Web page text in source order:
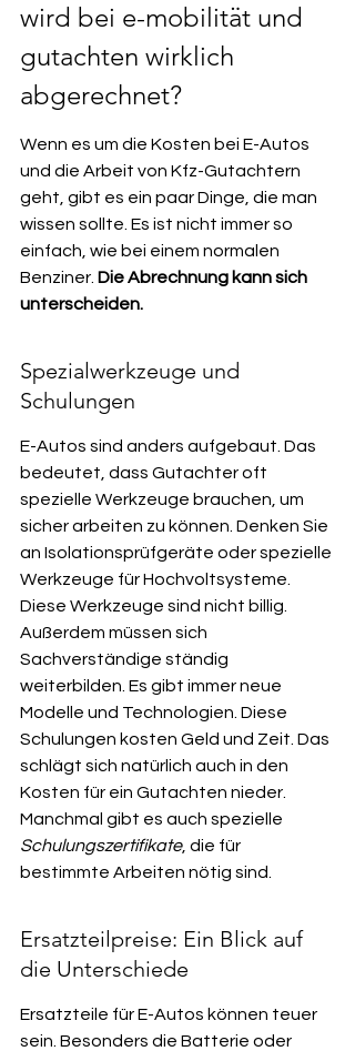
wird bei e-mobilität und
gutachten wirklich
abgerechnet?
Wenn es um die Kosten bei E-Autos
und die Arbeit von Kfz-Gutachtern
geht, gibt es ein paar Dinge, die man
wissen sollte. Es ist nicht immer so
einfach, wie bei einem normalen
Benziner. Die Abrechnung kann sich
unterscheiden.
Spezialwerkzeuge und
Schulungen
E-Autos sind anders aufgebaut. Das
bedeutet, dass Gutachter oft
spezielle Werkzeuge brauchen, um
sicher arbeiten zu können. Denken Sie
an Isolationsprüfgeräte oder spezielle
Werkzeuge für Hochvoltsysteme.
Diese Werkzeuge sind nicht billig.
Außerdem müssen sich
Sachverständige ständig
weiterbilden. Es gibt immer neue
Modelle und Technologien. Diese
Schulungen kosten Geld und Zeit. Das
schlägt sich natürlich auch in den
Kosten für ein Gutachten nieder.
Manchmal gibt es auch spezielle
Schulungszertifikate, die für
bestimmte Arbeiten nötig sind.
Ersatzteilpreise: Ein Blick auf
die Unterschiede
Ersatzteile für E-Autos können teuer
sein. Besonders die Batterie oder